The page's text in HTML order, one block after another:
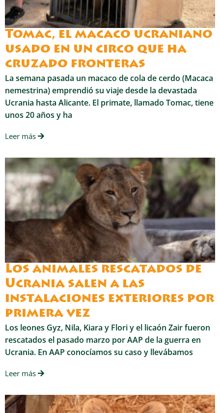
Tomac, el macaco ucraniano
usado en un circo que ha
cruzado fronteras
La semana pasada un macaco de cola de cerdo (Macaca
nemestrina) emprendió su viaje desde la devastada
Ucrania hasta Alicante. El primate, llamado Tomac, tiene
unos 20 años y ha
Leer más
Los animales rescatados de
Ucrania salen a las
instalaciones exteriores por
primera vez
Los leones Gyz, Nila, Kiara y Flori y el licaón Zair fueron
rescatados el pasado marzo por AAP de la guerra en
Ucrania. En AAP conocíamos su caso y llevábamos
Leer más